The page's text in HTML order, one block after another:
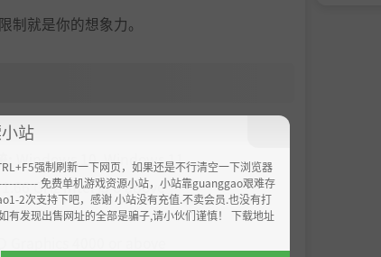
就是你的想象力。
: Windows 10, Windows 11
GHz Intel i5 o above
MB RAM
站
强制刷新一下网页，如果还是不行清空一下浏览器
免费单机游戏资源小站，小站靠guanggao艰难存
2次支持下吧，感谢 小站没有充值.不卖会员.也没有打
有发现出售网址的全部是骗子,请小伙们谨慎！ 下载地址